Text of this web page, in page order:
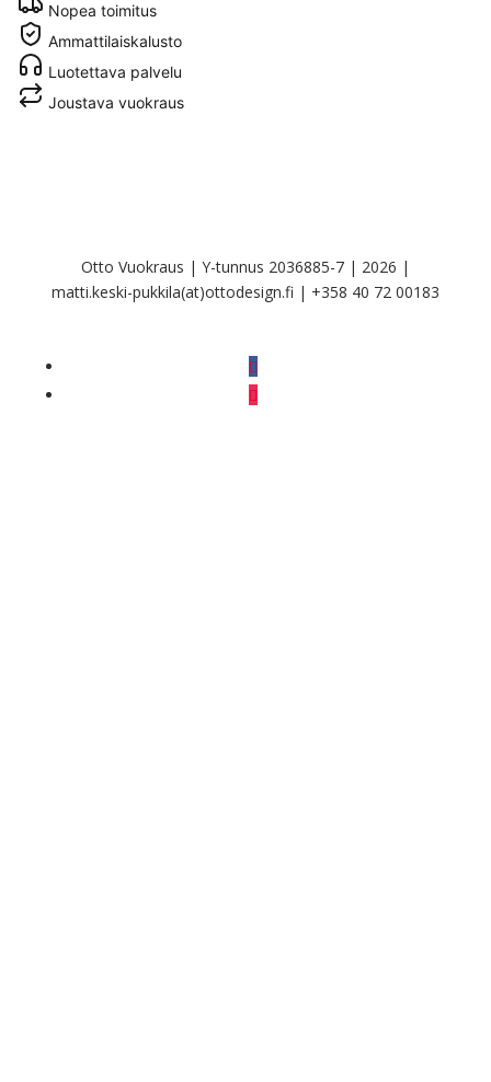
Nopea toimitus
Ammattilaiskalusto
Luotettava palvelu
Joustava vuokraus
Otto Vuokraus | Y-tunnus 2036885-7 | 2026 |
matti.keski-pukkila(at)ottodesign.fi | +358 40 72 00183